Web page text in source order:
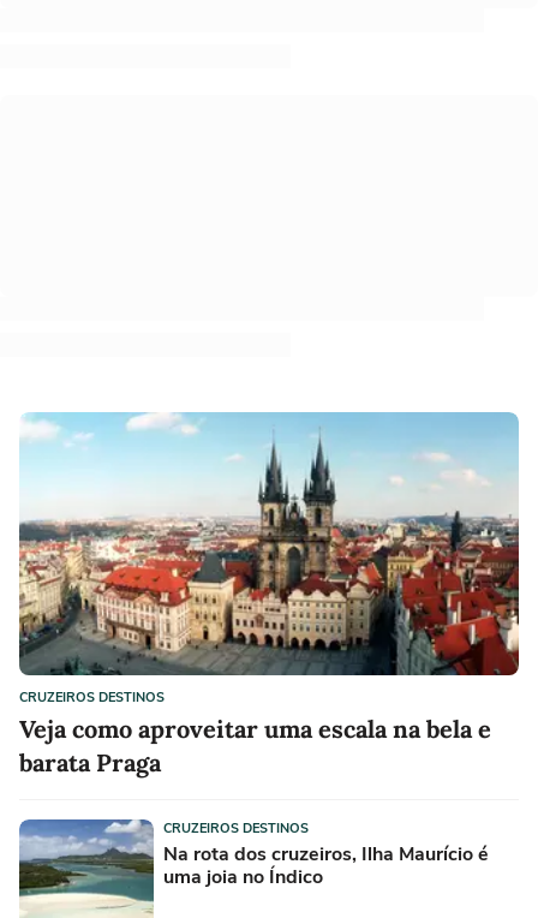
CRUZEIROS DESTINOS
Veja como aproveitar uma escala na bela e
barata Praga
CRUZEIROS DESTINOS
Na rota dos cruzeiros, Ilha Maurício é
uma joia no Índico